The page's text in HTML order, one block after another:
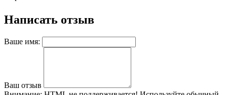
Написать отзыв
Ваше имя:
Ваш отзыв